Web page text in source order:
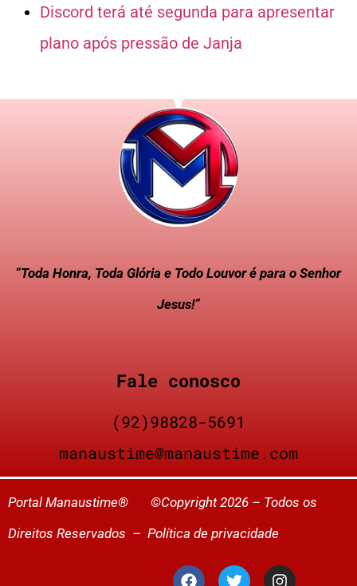
Discord terá até segunda para apresentar
plano após pressão de Janja
“Toda Honra, Toda Glória e Todo Louvor é para o Senhor
Jesus!”
Fale conosco
(92)98828-5691
manaustime@manaustime.com
Portal Manaustime® ©Copyright 2026 – Todos os
Direitos Reservados – Política de privacidade